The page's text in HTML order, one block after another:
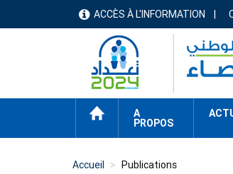
menu
header
ACCÈS À L'INFORMATION
ACCUEIL
A
PROPOS
Accueil Publications